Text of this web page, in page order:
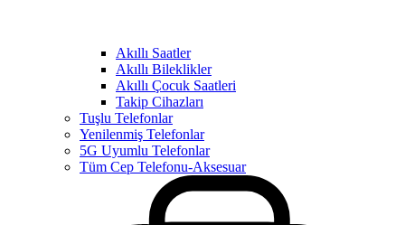
Akıllı Saatler
Akıllı Bileklikler
Akıllı Çocuk Saatleri
Takip Cihazları
Tuşlu Telefonlar
Yenilenmiş Telefonlar
5G Uyumlu Telefonlar
Tüm Cep Telefonu-Aksesuar